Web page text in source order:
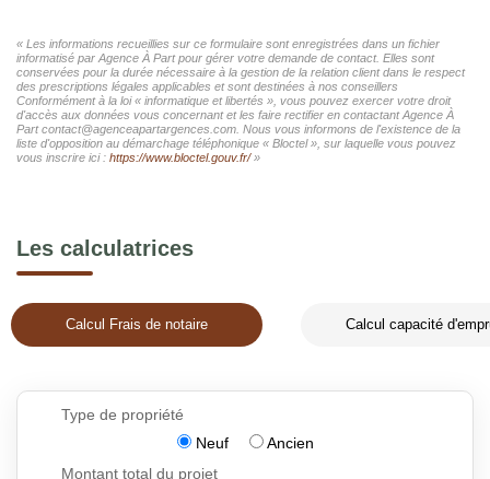
« Les informations recueillies sur ce formulaire sont enregistrées dans un fichier
informatisé par Agence À Part pour gérer votre demande de contact. Elles sont
conservées pour la durée nécessaire à la gestion de la relation client dans le respect
des prescriptions légales applicables et sont destinées à nos conseillers
Conformément à la loi « informatique et libertés », vous pouvez exercer votre droit
d'accès aux données vous concernant et les faire rectifier en contactant Agence À
Part contact@agenceapartargences.com. Nous vous informons de l'existence de la
liste d'opposition au démarchage téléphonique « Bloctel », sur laquelle vous pouvez
vous inscrire ici : https://www.bloctel.gouv.fr/»
Les calculatrices
Calcul Frais de notaire Calcul capacité